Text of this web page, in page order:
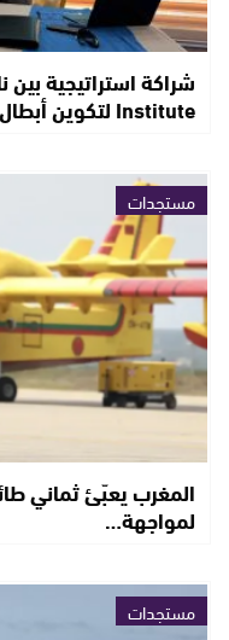
Institute لتكوين أبطال التنس…
مستجدات
لمواجهة…
مستجدات